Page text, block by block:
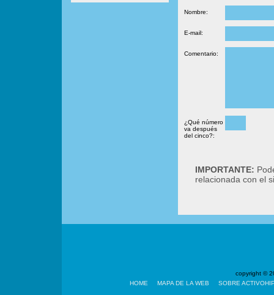
Nombre:
E-mail:
Comentario:
¿Qué número
va después
del cinco?:
IMPORTANTE:
relacionada con el
copyright ©
HOME
MAPA DE LA WEB SOBRE